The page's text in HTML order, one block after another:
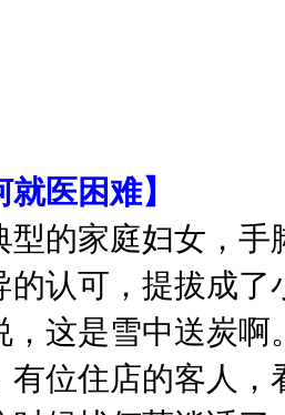
就医困难】
家庭妇女，手
的认可，提拔成
，这是雪中送炭
有位住店的客人